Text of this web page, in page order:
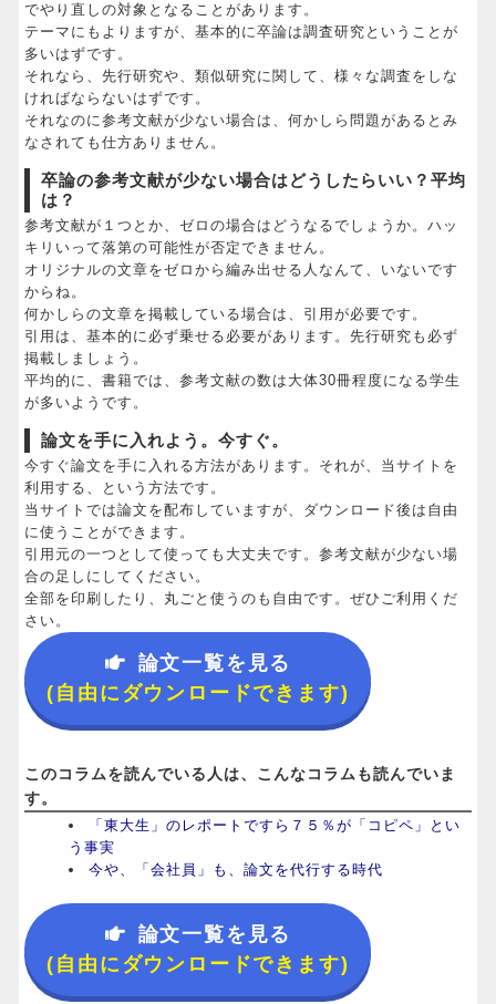
でやり直しの対象となることがあります。
テーマにもよりますが、基本的に卒論は調査研究ということが
多いはずです。
それなら、先行研究や、類似研究に関して、様々な調査をしな
ければならないはずです。
それなのに参考文献が少ない場合は、何かしら問題があるとみ
なされても仕方ありません。
卒論の参考文献が少ない場合はどうしたらいい？平均
は？
参考文献が１つとか、ゼロの場合はどうなるでしょうか。ハッ
キリいって落第の可能性が否定できません。
オリジナルの文章をゼロから編み出せる人なんて、いないです
からね。
何かしらの文章を掲載している場合は、引用が必要です。
引用は、基本的に必ず乗せる必要があります。先行研究も必ず
掲載しましょう。
平均的に、書籍では、参考文献の数は大体30冊程度になる学生
が多いようです。
論文を手に入れよう。今すぐ。
今すぐ論文を手に入れる方法があります。それが、当サイトを
利用する、という方法です。
当サイトでは論文を配布していますが、ダウンロード後は自由
に使うことができます。
引用元の一つとして使っても大丈夫です。参考文献が少ない場
合の足しにしてください。
全部を印刷したり、丸ごと使うのも自由です。ぜひご利用くだ
さい。
論文一覧を見る
(自由にダウンロードできます)
このコラムを読んでいる人は、こんなコラムも読んでいま
す。
「東大生」のレポートですら７５％が「コピペ」とい
う事実
今や、「会社員」も、論文を代行する時代
論文一覧を見る
(自由にダウンロードできます)